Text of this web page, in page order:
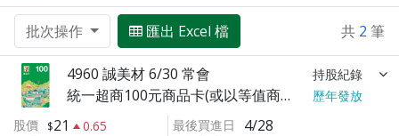
批次操作 匯出 Excel 檔 共 2 筆
4960 誠美材 6/30 常會 持股紀錄
統一超商100元商品卡(或以等值商品替代之)
歷年發放
股價
21
0.65
最後買進日 4/28